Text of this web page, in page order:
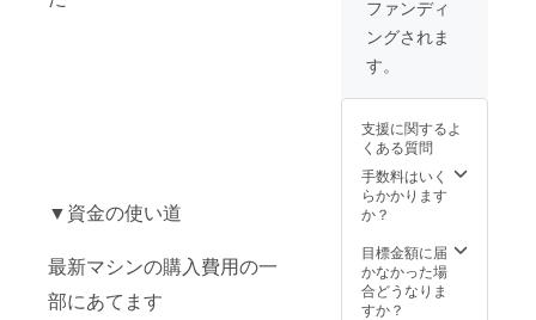
▼資金の使い道
最新マシンの購入費用の一
部にあてます
ファンディ
ングされま
す。
支援に関するよ
くある質問
手数料はいく
らかかります
か？
目標金額に届
かなかった場
合どうなりま
すか？